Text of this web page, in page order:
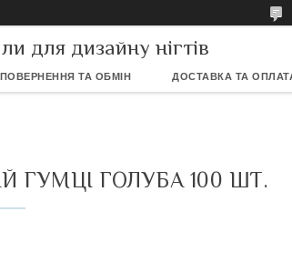
для дизайну нігтів
ПОВЕРНЕННЯ ТА ОБМІН ДОСТАВКА ТА
ГОЛУБА 100 ШТ.